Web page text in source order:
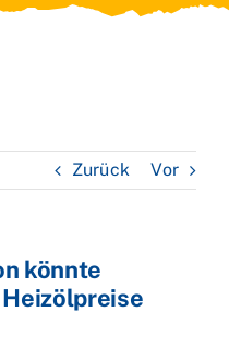
Zurück Vor
könnte